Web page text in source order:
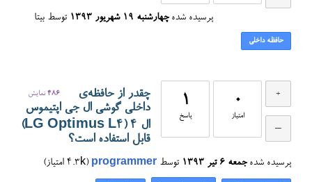
پرسیده شده چهارشنبه ۱۹ شهریور ۱۳۹۳ توسط بیتا
حافظه داخلی
0
امتیاز
1
پاسخ
486 نمایش
چقدر از حافظه‌ی
داخلی گوشی ال جی اپتیموس
ال ۴ (LG Optimus L4)
قابل استفاده است؟
پرسیده شده جمعه ۶ تیر ۱۳۹۳ توسط programmer
(
4.3k امتیاز)